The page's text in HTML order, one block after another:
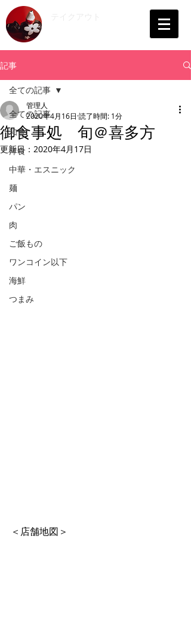
記事
全ての記事
和食
洋食
中華・エスニック
麺
パン
肉
ご飯もの
ワンコイン以下
海鮮
つまみ
全ての記事
御食事処 旬＠喜多方
管理人
2020年4月16日 読了時間: 1分
更新日： 2020年4月17日
＜店舗地図＞